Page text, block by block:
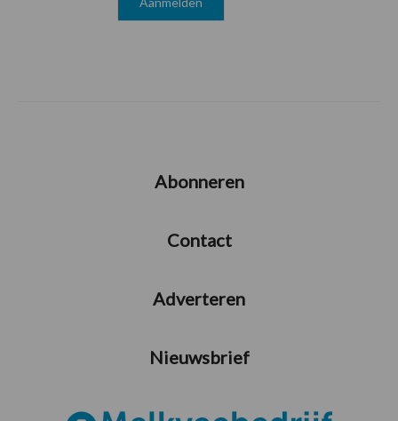
Abonneren
Contact
Adverteren
Nieuwsbrief